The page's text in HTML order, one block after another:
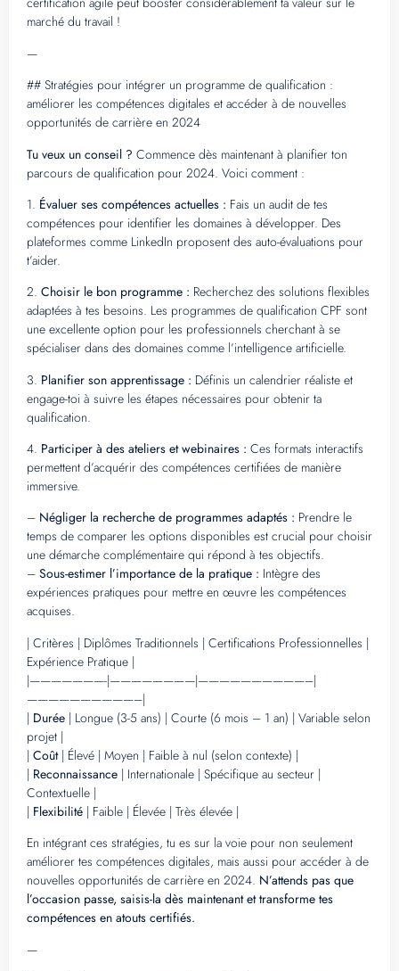
marché du travail !
—
## Stratégies pour intégrer un programme de qualification :
améliorer les compétences digitales et accéder à de nouvelles
opportunités de carrière en 2024
Tu veux un conseil ? Commence dès maintenant à planifier ton
parcours de qualification pour 2024. Voici comment :
1. Évaluer ses compétences actuelles : Fais un audit de tes
compétences pour identifier les domaines à développer. Des
plateformes comme LinkedIn proposent des auto-évaluations pour
t’aider.
2. Choisir le bon programme : Recherchez des solutions flexibles
adaptées à tes besoins. Les programmes de qualification CPF sont
une excellente option pour les professionnels cherchant à se
spécialiser dans des domaines comme l’intelligence artificielle.
3. Planifier son apprentissage : Définis un calendrier réaliste et
engage-toi à suivre les étapes nécessaires pour obtenir ta
qualification.
4. Participer à des ateliers et webinaires : Ces formats interactifs
permettent d’acquérir des compétences certifiées de manière
immersive.
– Négliger la recherche de programmes adaptés : Prendre le
temps de comparer les options disponibles est crucial pour choisir
une démarche complémentaire qui répond à tes objectifs.
– Sous-estimer l’importance de la pratique : Intègre des
expériences pratiques pour mettre en œuvre les compétences
acquises.
| Critères | Diplômes Traditionnels | Certifications Professionnelles |
Expérience Pratique |
|———————-|————————|——————————–|
——————————–|
| Durée | Longue (3-5 ans) | Courte (6 mois – 1 an) | Variable selon
projet |
| Coût| Élevé | Moyen | Faible à nul (selon contexte) |
| Reconnaissance | Internationale | Spécifique au secteur |
Contextuelle |
| Flexibilité | Faible | Élevée | Très élevée |
En intégrant ces stratégies, tu es sur la voie pour non seulement
améliorer tes compétences digitales, mais aussi pour accéder à de
nouvelles opportunités de carrière en 2024. N’attends pas que
l’occasion passe, saisis-la dès maintenant et transforme tes
compétences en atouts certifiés.
—